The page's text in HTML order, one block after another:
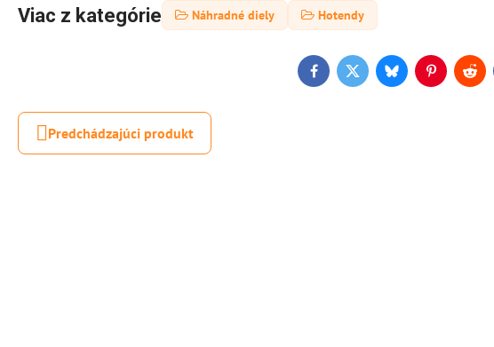
Viac z kategórie Náhradné diely Hotendy
FacebookTwitterBlueskyPinterest
Predchádzajúci produkt